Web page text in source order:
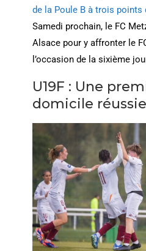
de la Poule B à trois points
Samedi prochain, le FC
Alsace pour y affronter le
l’occasion de la sixième
U19F : Une
domicile réussie